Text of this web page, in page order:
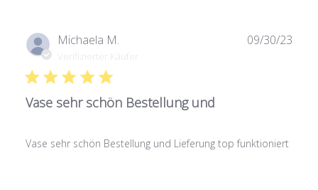
Michaela M.
Verifizierter Käufer
Vase sehr schön Bestellung und
Vase sehr schön Bestellung und Lieferung top funktioniert
09/30/23